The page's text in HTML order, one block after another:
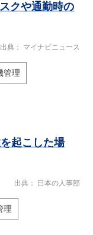
クや通勤時の
出典 マイナビニュース
管理
起こした場
出典 日本の人事部
理